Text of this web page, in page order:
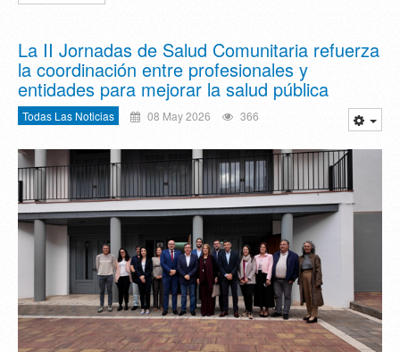
La II Jornadas de Salud Comunitaria refuerza
la coordinación entre profesionales y
entidades para mejorar la salud pública
Todas Las Noticias 08 May 2026 366